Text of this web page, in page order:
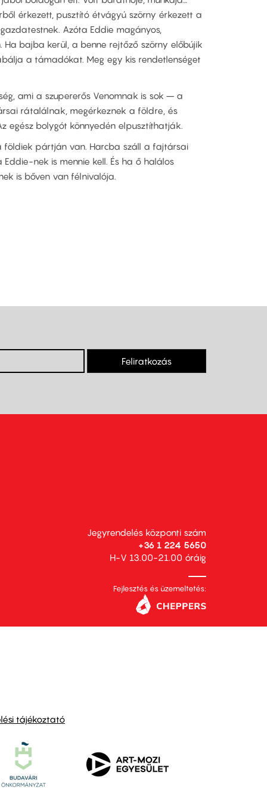
érkezett, pusztító étvágyú szörny érkezett a
Azóta Eddie magányos,
Ha bajba kerül, a benne rejtőző szörny előbújik
a támadókat. Meg egy kis rendetlenséget
ami a szupererős Venomnak is sok – a
rátalálnak, megérkeznek a földre, és
egész bolygót könnyedén elpusztíthatják.
földiek pártján van. Harcba száll a fajtársai
nek is mennie kell. És ha ő halálos
is bőven van félnivalója.
Feliratkozás
Jegyrendelés központi szám
+36 1 224 5650
H-V 13.00-21.00 óráig
Fejlesztés és üzemeltetés:
tájékoztató